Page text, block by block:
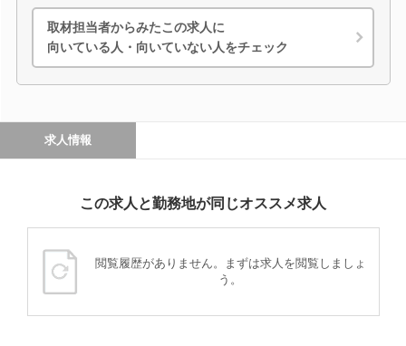
取材担当者からみたこの求人に
向いている人・向いていない人をチェック
求人情報
この求人と勤務地が同じオススメ求人
閲覧履歴がありません。まずは求人を閲覧しましょ
う。